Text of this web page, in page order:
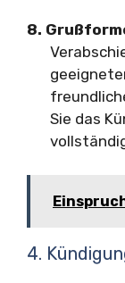
8.
Sie das
4.